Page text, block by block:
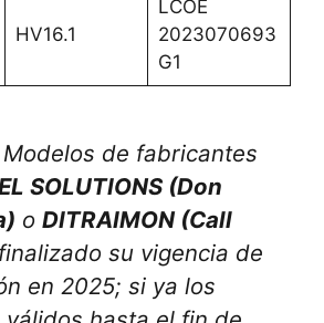
HV16.1
LCOE
2023070693
G1
de fabricantes
SOLUTIONS (Don
o DITRAIMON (Call
su vigencia de
en 2025; si ya los